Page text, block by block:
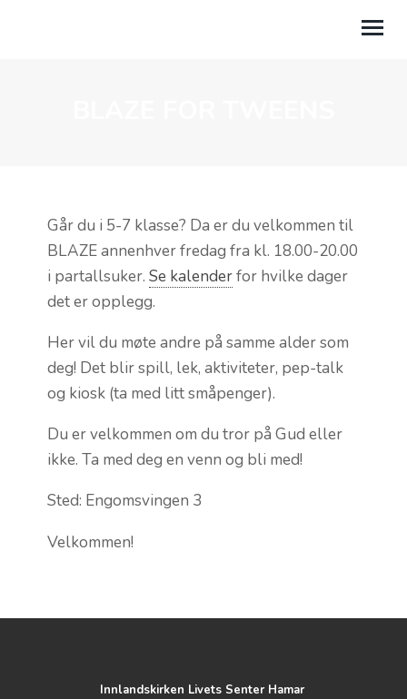
TRYGGE KIRKER
MENIGHETER
GI EN GAVE
Går du i 5-7 klasse? Da er du velkommen til
BLAZE annenhver fredag fra kl. 18.00-20.00
i partallsuker. Se kalenderfor hvilke dager
det er opplegg.
Her vil du møte andre på samme alder som
deg! Det blir spill, lek, aktiviteter, pep-talk
og kiosk (ta med litt småpenger).
Du er velkommen om du tror på Gud eller
ikke. Ta med deg en venn og bli med!
Sted: Engomsvingen 3
Velkommen!
Innlandskirken Livets Senter Hamar